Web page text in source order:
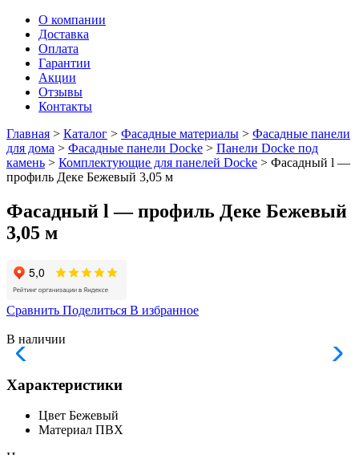
О компании
Доставка
Оплата
Гарантии
Акции
Отзывы
Контакты
Главная > Каталог > Фасадные материалы > Фасадные панели
для дома > Фасадные панели Docke > Панели Docke под
камень > Комплектующие для панелей Docke > Фасадный l —
профиль Деке Бежевый 3,05 м
Фасадный l — профиль Деке Бежевый
3,05 м
Сравнить Поделиться В избранное
В наличии
Характеристики
Цвет Бежевый
Материал ПВХ